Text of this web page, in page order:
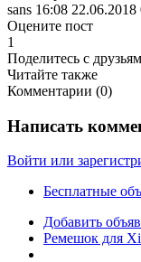
sans 16:08 22.06.2018
Оцените пост
1
Поделитесь с
Читайте также
Комментарии (0)
Написать
Войти или
Бесплатные
Добавить
Ремешок для